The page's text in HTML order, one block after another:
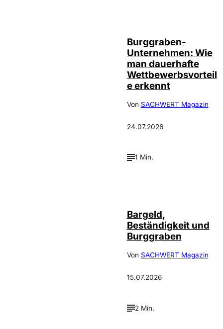
Burggraben-
Unternehmen: Wie
man dauerhafte
Wettbewerbsvorteil
e erkennt
Von SACHWERT Magazin
24.07.2026
1 Min.
Bargeld,
Beständigkeit und
Burggraben
Von SACHWERT Magazin
15.07.2026
2 Min.